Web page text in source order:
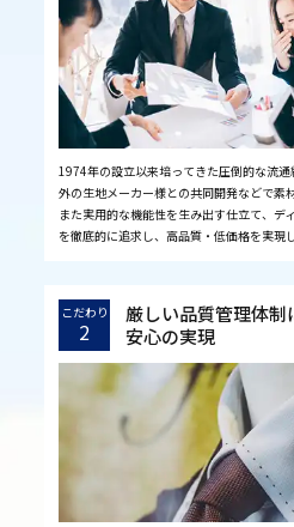
1974年の設立以来培ってきた圧倒的な流
外の生地メーカー様との共同開発などで素
また実用的な機能性を生み出す仕立て、デ
を徹底的に追求し、高品質・低価格を実現
こだわり
2
厳しい品質管理体制
安心の実現